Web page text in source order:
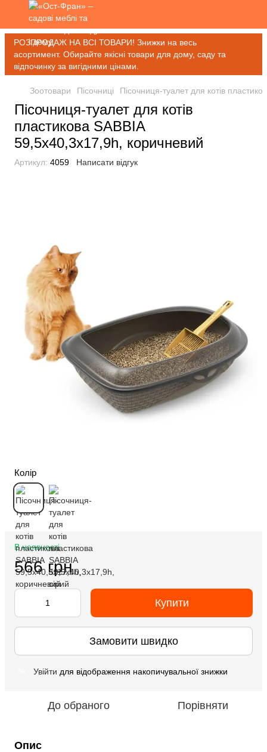
РОЗПРОДАЖ НА ВСІ ТОВАРИ! Знижки на весь
асортимент. Обирайте якісні товари для дому, саду та
відпочинку за вигідними цінами.
Зоотовари Пісочниці Пісочниця-туалет для котів
Пісочниця-туалет для котів
пластикова SABBIA
59,5x40,3x17,9h, коричневий
Артикул: 4059 Написати відгук
Колір
В наявності
566 грн
Купити
Замовити швидко
Увійти для відображення накопичувальної знижки
До обраного Порівняти
Опис